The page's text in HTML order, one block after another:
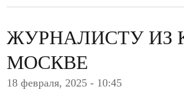
ЖУРНАЛИСТУ ИЗ
МОСКВЕ
18 февраля, 2025 - 10:45